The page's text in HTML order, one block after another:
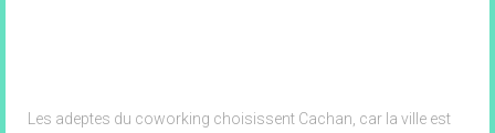
Les adeptes du coworking choisissent Cachan, car la ville est